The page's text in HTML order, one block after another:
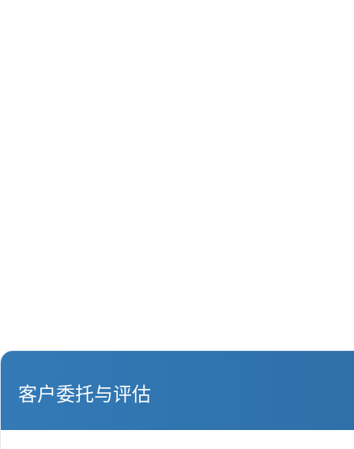
客户委托与评估